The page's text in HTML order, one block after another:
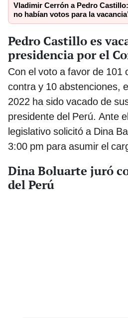
Vladimir Cerrón a Pedro
no habían votos para la
Pedro Castillo es
presidencia por el
Con el voto a favor de 101
contra y 10 abstenciones,
2022 ha sido vacado de
presidente del Perú. Ante
legislativo solicitó a Dina
3:00 pm para asumir el
Dina Boluarte juró
del Perú